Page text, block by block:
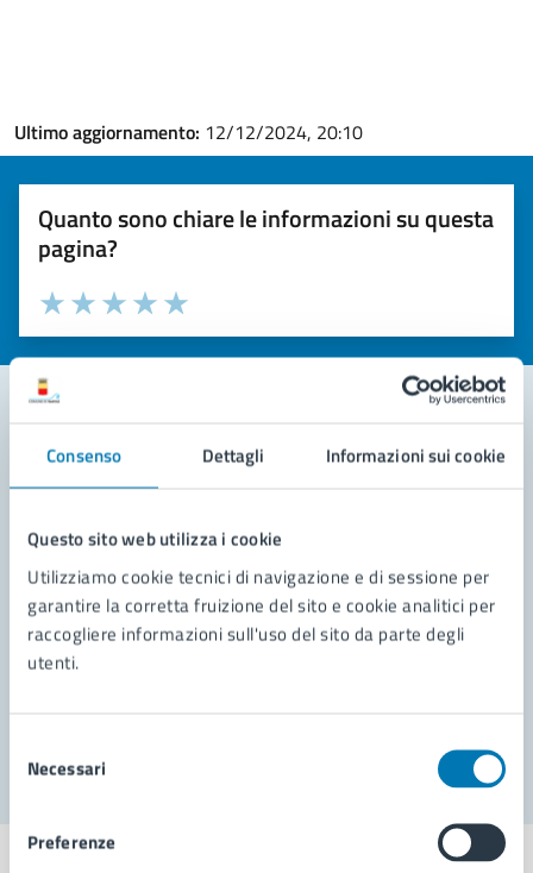
Consenso Dettagli Informazioni sui cookie
Questo sito web utilizza i cookie
Utilizziamo cookie tecnici di navigazione e di sessione per
garantire la corretta fruizione del sito e cookie analitici per
raccogliere informazioni sull'uso del sito da parte degli
utenti.
delNecessari
Preferenze
Ultimo aggiornamento: 12/12/2024, 20:10
Quanto sono chiare le informazioni su questa
pagina?
Valuta la chiarezza delle informazioni (da 1 a 5 stelle)
Seleziona il numero di stelle per valutare la chiarezza delle
Valuta 5 stelle su 5
Valuta 4 stelle su 5
Valuta 3 stelle su 5
Valuta 2 stelle su 5
Valuta 1 stelle su 5
Contatta il comune
Richiedi assistenza
Prenota appuntamento
Problemi in città